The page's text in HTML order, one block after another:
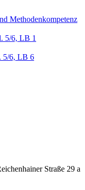
Methodenkompetenz
5/6, LB 1
5/6, LB 6
Straße 29 a